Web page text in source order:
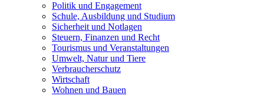
Politik und Engagement
Schule, Ausbildung und Studium
Sicherheit und Notlagen
Steuern, Finanzen und Recht
Tourismus und Veranstaltungen
Umwelt, Natur und Tiere
Verbraucher­schutz
Wirtschaft
Wohnen und Bauen